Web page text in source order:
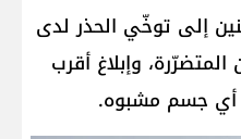
إلى توخّي الحذر لدى
وإبلاغ أقرب
أي جسم مشبوه.